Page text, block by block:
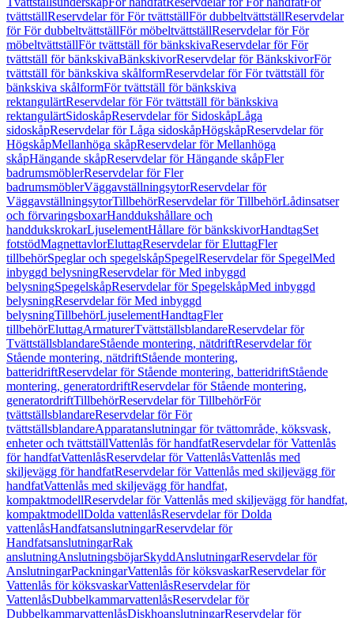
tvättställReservdelar för För tvättställFör dubbeltvättställReservdelar
för För dubbeltvättställFör möbeltvättställReservdelar för För
möbeltvättställFör tvättställ för bänkskivaReservdelar för För
tvättställ för bänkskivaBänkskivorReservdelar för BänkskivorFör
tvättställ för bänkskiva skålformReservdelar för För tvättställ för
bänkskiva skålformFör tvättställ för bänkskiva
rektangulärtReservdelar för För tvättställ för bänkskiva
rektangulärtSidoskåpReservdelar för SidoskåpLåga
sidoskåpReservdelar för Låga sidoskåpHögskåpReservdelar för
HögskåpMellanhöga skåpReservdelar för Mellanhöga
skåpHängande skåpReservdelar för Hängande skåpFler
badrumsmöblerReservdelar för Fler
badrumsmöblerVäggavställningsytorReservdelar för
VäggavställningsytorTillbehörReservdelar för TillbehörLådinsatser
och förvaringsboxarHanddukshållare och
handdukskrokarLjuselementHållare för bänkskivorHandtagSet
fotstödMagnettavlorEluttagReservdelar för EluttagFler
tillbehörSpeglar och spegelskåpSpegelReservdelar för SpegelMed
inbyggd belysningReservdelar för Med inbyggd
belysningSpegelskåpReservdelar för SpegelskåpMed inbyggd
belysningReservdelar för Med inbyggd
belysningTillbehörLjuselementHandtagFler
tillbehörEluttagArmaturerTvättställsblandareReservdelar för
TvättställsblandareStående montering, nätdriftReservdelar för
Stående montering, nätdriftStående montering,
batteridriftReservdelar för Stående montering, batteridriftStående
montering, generatordriftReservdelar för Stående montering,
generatordriftTillbehörReservdelar för TillbehörFör
tvättställsblandareReservdelar för För
tvättställsblandareApparatanslutningar för tvättområde, köksvask,
enheter och tvättställVattenlås för handfatReservdelar för Vattenlås
för handfatVattenlåsReservdelar för VattenlåsVattenlås med
skiljevägg för handfatReservdelar för Vattenlås med skiljevägg för
handfatVattenlås med skiljevägg för handfat,
kompaktmodellReservdelar för Vattenlås med skiljevägg för handfat,
kompaktmodellDolda vattenlåsReservdelar för Dolda
vattenlåsHandfatsanslutningarReservdelar för
HandfatsanslutningarRak
anslutningAnslutningsböjarSkyddAnslutningarReservdelar för
AnslutningarPackningarVattenlås för köksvaskarReservdelar för
Vattenlås för köksvaskarVattenlåsReservdelar för
VattenlåsDubbelkammarvattenlåsReservdelar för
DubbelkammarvattenlåsDiskhoanslutningarReservdelar för